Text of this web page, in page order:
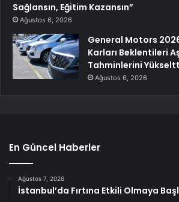
Sağlansın, Eğitim Kazansın”
Ağustos 6, 2026
General Motors
Karları Beklentileri
Tahminlerini
Ağustos 6, 2026
En Güncel Haberler
Ağustos 7, 2026
İstanbul’da Fırtına Etkili Olmaya